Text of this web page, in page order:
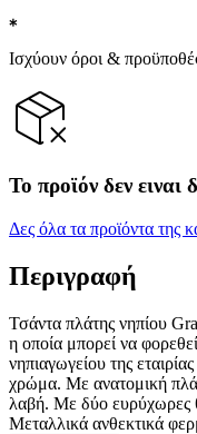
Ισχύουν όροι &
Το προϊόν δεν ειναι
Δες όλα τα προϊόντα της
Περιγραφή
Τσάντα πλάτης νηπίου
η οποία μπορεί να
νηπιαγωγείου της
χρώμα. Με ανατομική
λαβή. Με δύο ευρύχωρες
Μεταλλικά ανθεκτικά